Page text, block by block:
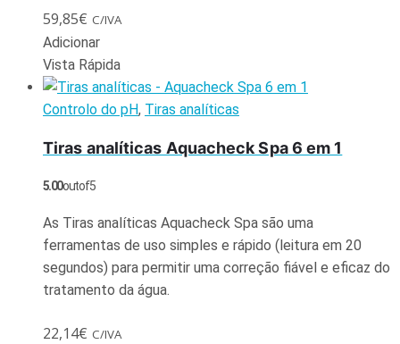
59,85€ C/IVA
Adicionar
Vista Rápida
Controlo do pH, Tiras analíticas
Tiras analíticas Aquacheck Spa 6 em 1
5.00out of 5
As Tiras analíticas Aquacheck Spa são uma
ferramentas de uso simples e rápido (leitura em 20
segundos) para permitir uma correção fiável e eficaz do
tratamento da água.
22,14€ C/IVA